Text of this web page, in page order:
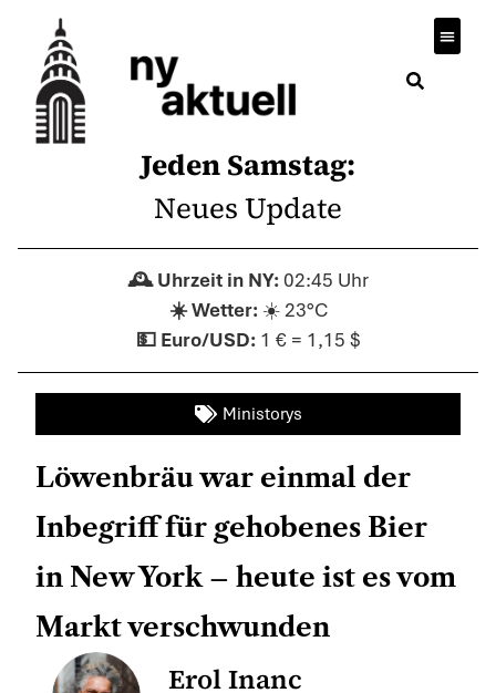
Jeden Samstag:
Neues Update
02:45 Uhr
☀️ 23°C
1 € = 1,15 $
Ministorys
Löwenbräu war einmal der
Inbegriff für gehobenes Bier
in New York – heute ist es vom
Markt verschwunden
Erol Inanc